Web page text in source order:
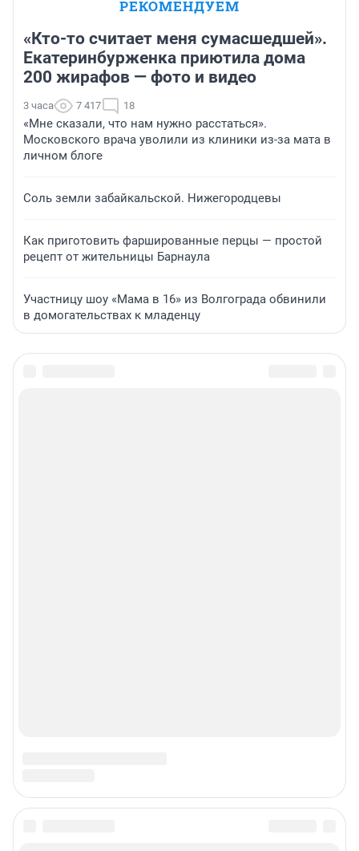
РЕКОМЕНДУЕМ
«Кто-то считает меня сумасшедшей».
Екатеринбурженка приютила дома
200 жирафов — фото и видео
3 часа 7 417 18
«Мне сказали, что нам нужно расстаться».
Московского врача уволили из клиники из-за мата в
личном блоге
Соль земли забайкальской. Нижегородцевы
Как приготовить фаршированные перцы — простой
рецепт от жительницы Барнаула
Участницу шоу «Мама в 16» из Волгограда обвинили
в домогательствах к младенцу